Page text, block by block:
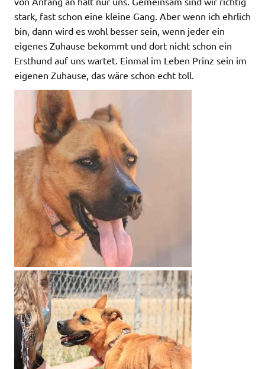
stark, fast schon eine kleine Gang. Aber wenn ich ehrlich
bin, dann wird es wohl besser sein, wenn jeder ein
eigenes Zuhause bekommt und dort nicht schon ein
Ersthund auf uns wartet. Einmal im Leben Prinz sein im
eigenen Zuhause, das wäre schon echt toll.